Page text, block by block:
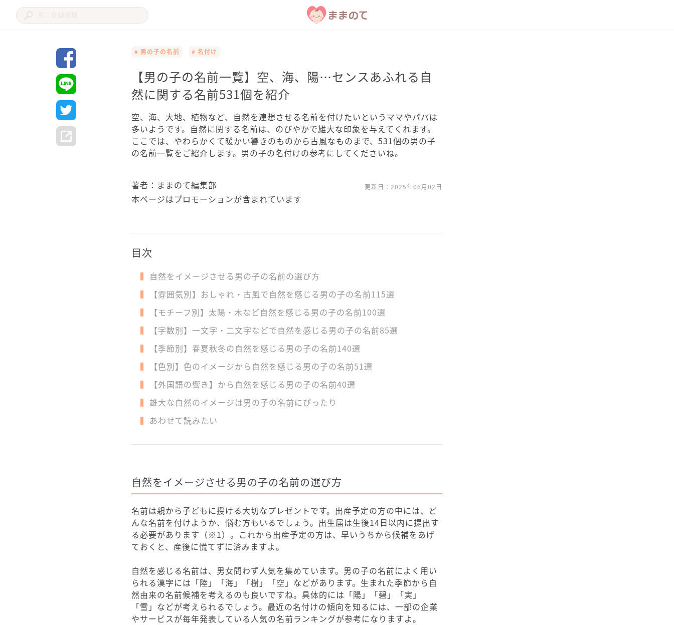
# 男の子の名前 # 名付け
【男の子の名前一覧】空、海、陽…センスあふれる自
然に関する名前531個を紹介
空、海、大地、植物など、自然を連想させる名前を付けたいというママやパパは
多いようです。自然に関する名前は、のびやかで雄大な印象を与えてくれます。
ここでは、やわらかくて暖かい響きのものから古風なものまで、531個の男の子
の名前一覧をご紹介します。男の子の名付けの参考にしてくださいね。
著者：ままのて編集部 更新日： 2025年06月02日
本ページはプロモーションが含まれています
目次
自然をイメージさせる男の子の名前の選び方
【雰囲気別】おしゃれ・古風で自然を感じる男の子の名前115選
【モチーフ別】太陽・木など自然を感じる男の子の名前100選
【字数別】一文字・二文字などで自然を感じる男の子の名前85選
【季節別】春夏秋冬の自然を感じる男の子の名前140選
【色別】色のイメージから自然を感じる男の子の名前51選
【外国語の響き】から自然を感じる男の子の名前40選
雄大な自然のイメージは男の子の名前にぴったり
あわせて読みたい
自然をイメージさせる男の子の名前の選び方
名前は親から子どもに授ける大切なプレゼントです。出産予定の方の中には、ど
んな名前を付けようか、悩む方もいるでしょう。出生届は生後14日以内に提出す
る必要があります（※1）。これから出産予定の方は、早いうちから候補をあげ
ておくと、産後に慌てずに済みますよ。
自然を感じる名前は、男女問わず人気を集めています。男の子の名前によく用い
られる漢字には「陸」「海」「樹」「空」などがあります。生まれた季節から自
然由来の名前候補を考えるのも良いですね。具体的には「陽」「碧」「実」
「雪」などが考えられるでしょう。最近の名付けの傾向を知るには、一部の企業
やサービスが毎年発表している人気の名前ランキングが参考になりますよ。